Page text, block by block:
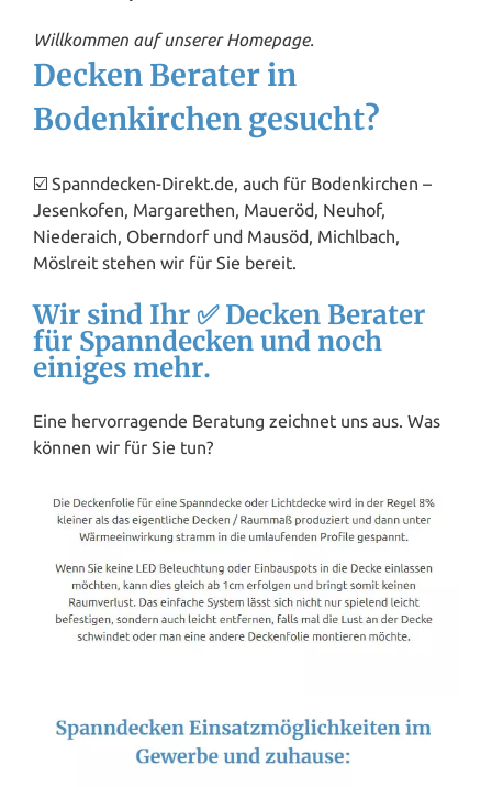
Willkommen auf unserer Homepage.
Decken Berater in
Bodenkirchen gesucht?
☑️ Spanndecken-Direkt.de, auch für Bodenkirchen –
Jesenkofen, Margarethen, Maueröd, Neuhof,
Niederaich, Oberndorf und Mausöd, Michlbach,
Möslreit stehen wir für Sie bereit.
Wir sind Ihr ✅ Decken Berater
für Spanndecken und noch
einiges mehr.
Eine hervorragende Beratung zeichnet uns aus. Was
können wir für Sie tun?